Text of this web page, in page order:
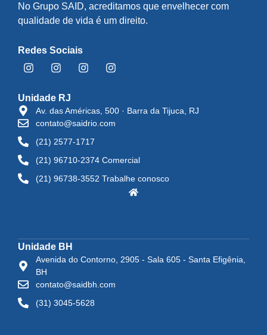
No Grupo SAID, acreditamos que envelhecer com
qualidade de vida é um direito.
Redes Sociais
Unidade RJ
Av. das Américas, 500 · Barra da Tijuca, RJ
contato@saidrio.com
(21) 2577-1717
(21) 96710-2374 Comercial
(21) 96738-3552 Trabalhe conosco
Unidade BH
Avenida do Contorno, 2905 - Sala 605 - Santa Efigênia,
BH
contato@saidbh.com
(31) 3045-5628